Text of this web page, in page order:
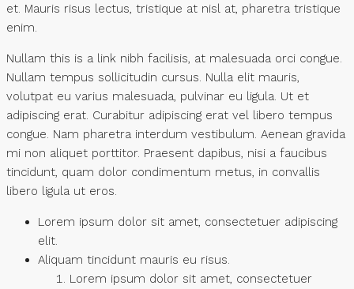
et. Mauris risus lectus, tristique at nisl at, pharetra tristique
enim.
Nullam this is a link nibh facilisis, at malesuada orci congue.
Nullam tempus sollicitudin cursus. Nulla elit mauris,
volutpat eu varius malesuada, pulvinar eu ligula. Ut et
adipiscing erat. Curabitur adipiscing erat vel libero tempus
congue. Nam pharetra interdum vestibulum. Aenean gravida
mi non aliquet porttitor. Praesent dapibus, nisi a faucibus
tincidunt, quam dolor condimentum metus, in convallis
libero ligula ut eros.
Lorem ipsum dolor sit amet, consectetuer adipiscing
elit.
Aliquam tincidunt mauris eu risus.
Lorem ipsum dolor sit amet, consectetuer